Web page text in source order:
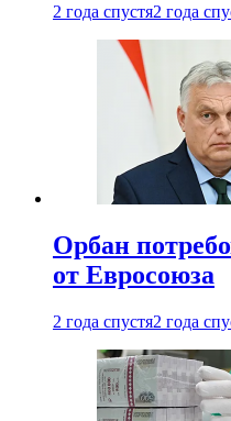
2 года спустя2 года
Орбан
от Евросоюза
2 года спустя2 года